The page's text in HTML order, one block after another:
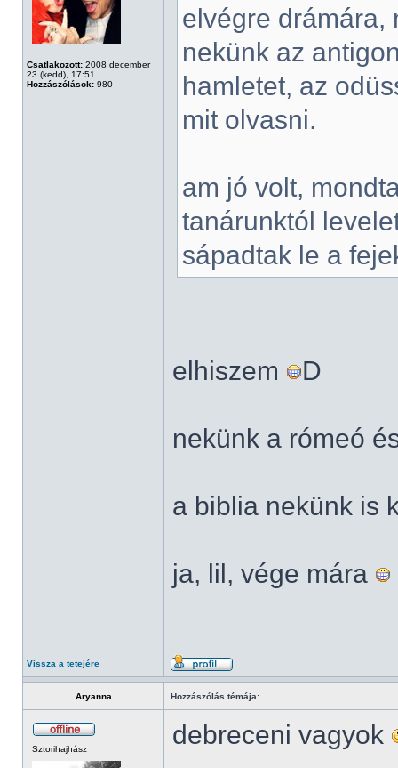
Csatlakozott: 2008 december
23 (kedd), 17:51
Hozzászólások: 980
elvégre drámára,
nekünk az
hamletet, az
mit olvasni.
am jó volt,
tanárunktól
sápadtak le a
elhiszem D
nekünk a rómeó
a biblia nekünk is
ja, lil, vége mára
Vissza a tetejére
Aryanna Hozzászólás témája:
Sztorihajhász debreceni vagyok